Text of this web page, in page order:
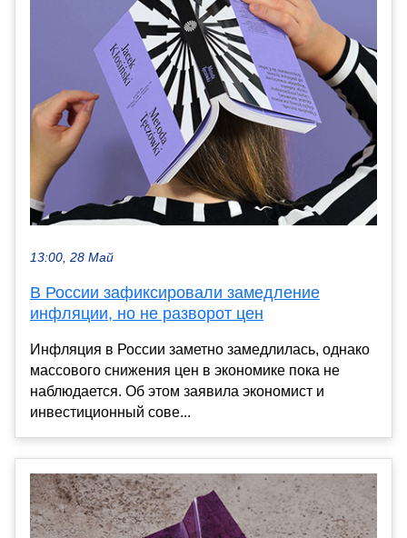
13:00, 28 Май
В России зафиксировали замедление
инфляции, но не разворот цен
Инфляция в России заметно замедлилась, однако
массового снижения цен в экономике пока не
наблюдается. Об этом заявила экономист и
инвестиционный сове...